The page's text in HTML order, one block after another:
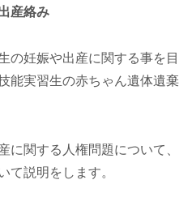
産絡み
の妊娠や出産に関する事を目
能実習生の赤ちゃん遺体遺棄
に関する人権問題について、
て説明をします。